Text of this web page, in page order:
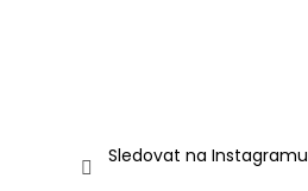
Sledovat na Instagramu